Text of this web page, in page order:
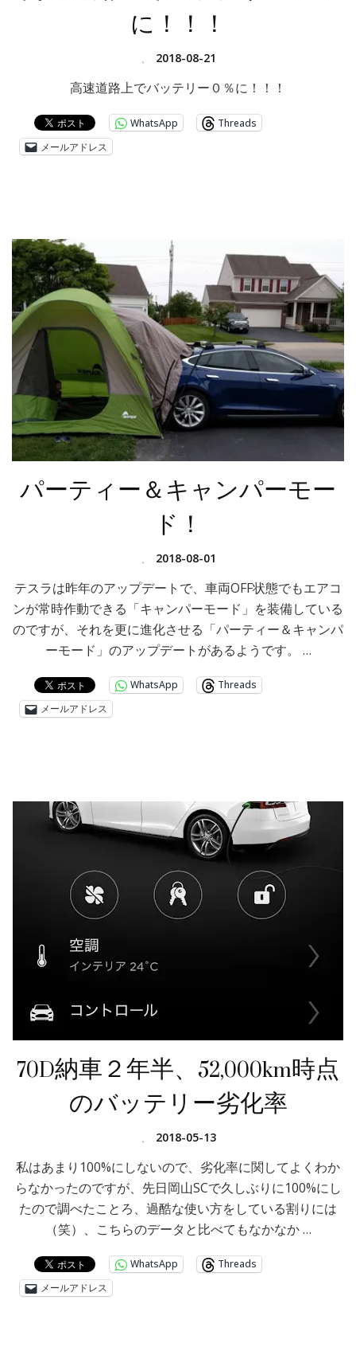
に！！！
、 2018-08-21
高速道路上でバッテリー０％に！！！
WhatsApp
Threads
メールアドレス
パーティー＆キャンパーモー
ド！
、 2018-08-01
テスラは昨年のアップデートで、車両OFF状態でもエアコ
ンが常時作動できる「キャンパーモード」を装備している
のですが、それを更に進化させる「パーティー＆キャンパ
ーモード」のアップデートがあるようです。 …
WhatsApp
Threads
メールアドレス
70D納車２年半、52,000km時点
のバッテリー劣化率
、 2018-05-13
私はあまり100%にしないので、劣化率に関してよくわか
らなかったのですが、先日岡山SCで久しぶりに100%にし
たので調べたことろ、過酷な使い方をしている割りには
（笑）、こちらのデータと比べてもなかなか …
WhatsApp
Threads
メールアドレス